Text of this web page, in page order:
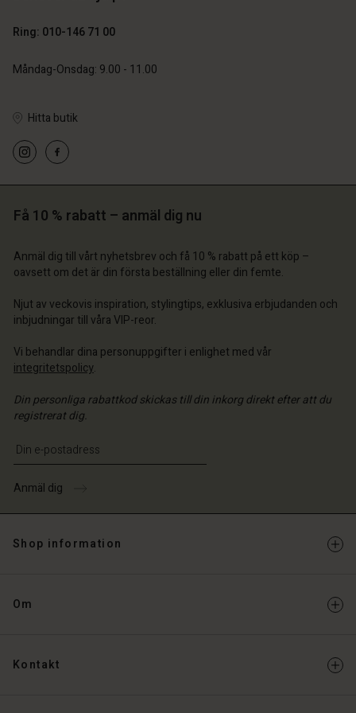
| Välj land
| Välj land
butik
| Välj land
butik
| Välj land
| Välj land
butik
| Välj land
butik
| Välj land
Ring: 010-146 71 00
Måndag-Onsdag: 9.00 - 11.00
Hitta butik
Få 10 % rabatt – anmäl dig nu
Anmäl dig till vårt nyhetsbrev och få 10 % rabatt på ett köp –
oavsett om det är din första beställning eller din femte.
Njut av veckovis inspiration, stylingtips, exklusiva erbjudanden och
inbjudningar till våra VIP-reor.
Vi behandlar dina personuppgifter i enlighet med vår
integritetspolicy.
Din personliga rabattkod skickas till din inkorg direkt efter att du
registrerat dig.
Ange din e-postadress
Anmäl dig
Shop information
Om
Kontakt